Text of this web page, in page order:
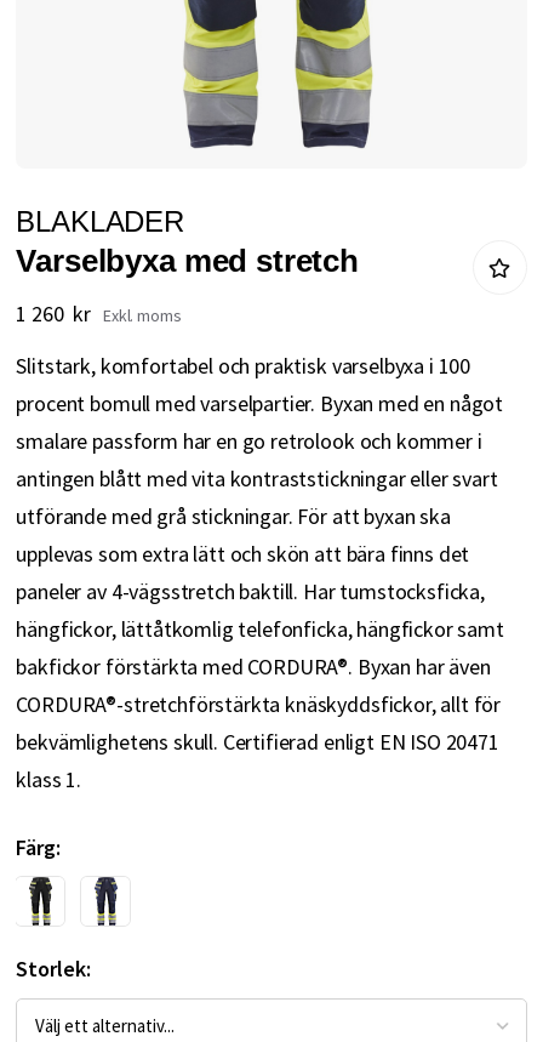
till
början
av
BLAKLADER
Varselbyxa med stretch
1 260 kr
Slitstark, komfortabel och praktisk varselbyxa i 100
procent bomull med varselpartier. Byxan med en något
smalare passform har en go retrolook och kommer i
antingen blått med vita kontraststickningar eller svart
utförande med grå stickningar. För att byxan ska
upplevas som extra lätt och skön att bära finns det
paneler av 4-vägsstretch baktill. Har tumstocksficka,
hängfickor, lättåtkomlig telefonficka, hängfickor samt
bakfickor förstärkta med CORDURA®. Byxan har även
CORDURA®-stretchförstärkta knäskyddsfickor, allt för
bekvämlighetens skull. Certifierad enligt EN ISO 20471
klass 1.
Färg
Storlek